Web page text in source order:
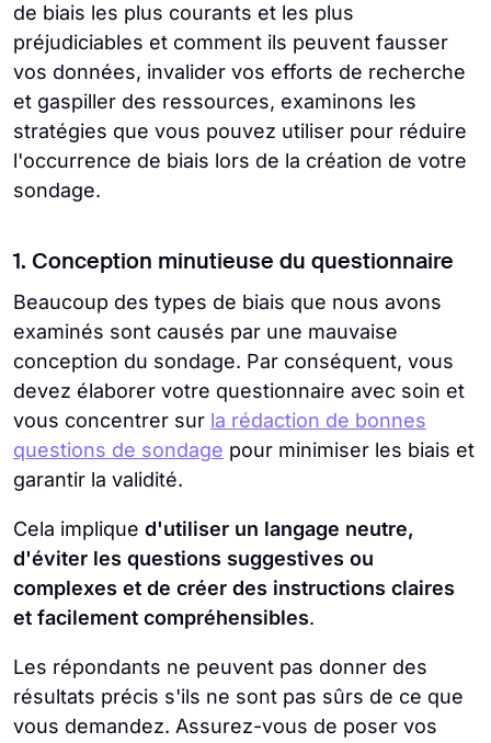
de biais les plus courants et les plus
préjudiciables et comment ils peuvent fausser
vos données, invalider vos efforts de recherche
et gaspiller des ressources, examinons les
stratégies que vous pouvez utiliser pour réduire
l'occurrence de biais lors de la création de votre
sondage.
1. Conception minutieuse du questionnaire
Beaucoup des types de biais que nous avons
examinés sont causés par une mauvaise
conception du sondage. Par conséquent, vous
devez élaborer votre questionnaire avec soin et
vous concentrer sur la rédaction de bonnes
questions de sondage pour minimiser les biais et
garantir la validité.
Cela implique d'utiliser un langage neutre,
d'éviter les questions suggestives ou
complexes et de créer des instructions claires
et facilement compréhensibles.
Les répondants ne peuvent pas donner des
résultats précis s'ils ne sont pas sûrs de ce que
vous demandez. Assurez-vous de poser vos